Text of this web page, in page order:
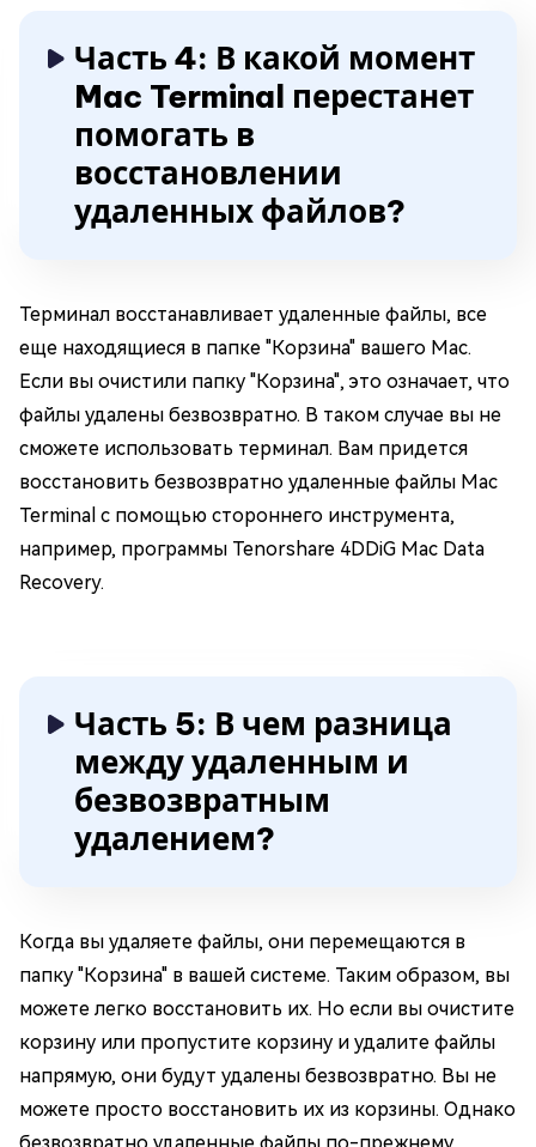
Часть 4: В какой момент
Mac Terminal перестанет
помогать в
восстановлении
удаленных файлов?
Терминал восстанавливает удаленные файлы, все
еще находящиеся в папке "Корзина" вашего Mac.
Если вы очистили папку "Корзина", это означает, что
файлы удалены безвозвратно. В таком случае вы не
сможете использовать терминал. Вам придется
восстановить безвозвратно удаленные файлы Mac
Terminal с помощью стороннего инструмента,
например, программы Tenorshare 4DDiG Mac Data
Recovery.
Часть 5: В чем разница
между удаленным и
безвозвратным
удалением?
Когда вы удаляете файлы, они перемещаются в
папку "Корзина" в вашей системе. Таким образом, вы
можете легко восстановить их. Но если вы очистите
корзину или пропустите корзину и удалите файлы
напрямую, они будут удалены безвозвратно. Вы не
можете просто восстановить их из корзины. Однако